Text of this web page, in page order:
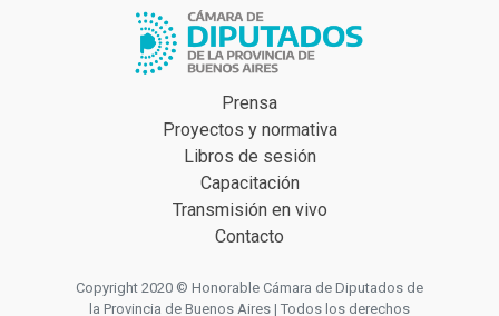
Prensa
Proyectos y normativa
Libros de sesión
Capacitación
Transmisión en vivo
Contacto
Copyright 2020 © Honorable Cámara de Diputados de
la Provincia de Buenos Aires | Todos los derechos